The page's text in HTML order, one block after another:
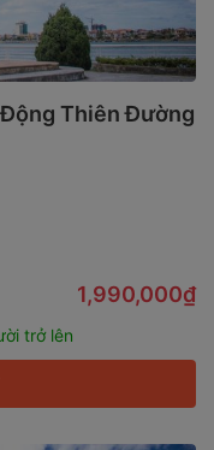
Thiên Đường
1,990,000₫
trở lên